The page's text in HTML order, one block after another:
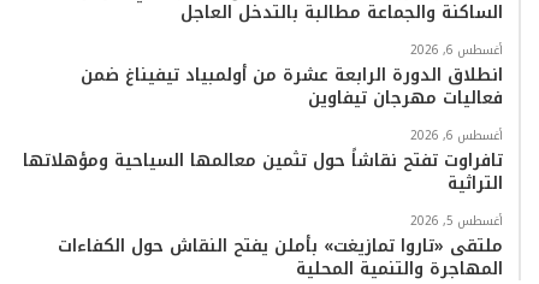
الساكنة والجماعة مطالبة بالتدخل العاجل
أغسطس 6, 2026
انطلاق الدورة الرابعة عشرة من أولمبياد تيفيناغ ضمن
فعاليات مهرجان تيفاوين
أغسطس 6, 2026
تافراوت تفتح نقاشاً حول تثمين معالمها السياحية ومؤهلاتها
التراثية
أغسطس 5, 2026
ملتقى «تاروا تمازيغت» بأملن يفتح النقاش حول الكفاءات
المهاجرة والتنمية المحلية